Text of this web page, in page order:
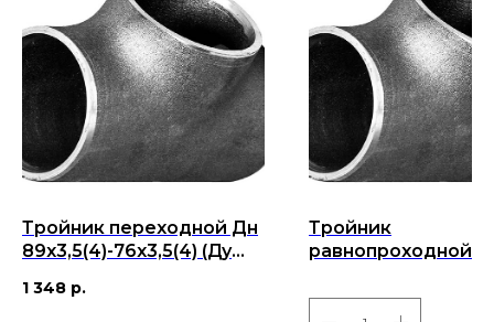
Тройник переходной Дн
89х3,5(4)-76х3,5(4) (Ду
17376-2001
1 348 р.
Тройник
равнопроходной
бесшовный ГОСТ